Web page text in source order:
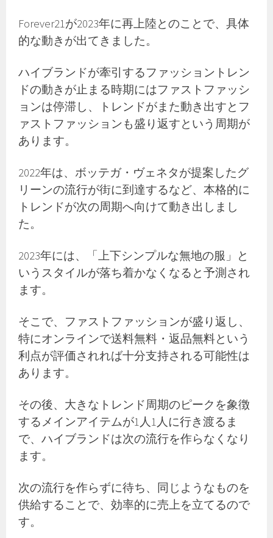
Forever21が2023年に再上陸とのことで、具体
的な動きが出てきました。
ハイブランドが牽引するファッショントレン
ドの動きが止まる時期にはファストファッシ
ョンは停滞し、トレンドがまた動き出すとフ
ァストファッションも盛り返すという周期が
あります。
2022年は、ボッテガ・ヴェネタが提案したグ
リーンの流行が街に到達するなど、本格的に
トレンドが次の周期へ向けて動き出しまし
た。
2023年には、「上下シンプルな無地の服」と
いうスタイルが落ち着かなくなると予測され
ます。
そこで、ファストファッションが盛り返し、
特にオンラインで送料無料・返品無料という
利点が評価されれば十分支持される可能性は
あります。
その後、大きなトレンド周期のピークを象徴
するメインアイテムが1人1人に行き渡るま
で、ハイブランドは次の流行を作らなくなり
ます。
次の流行を作らずに待ち、同じようなものを
供給することで、効率的に売上を立てるので
す。